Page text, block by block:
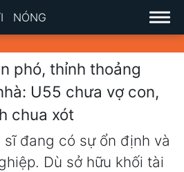
NÓNG
phó, thỉnh thoảng
U55 chưa vợ con,
chua xót
sĩ đang có sự ổn định và
Dù sở hữu khối tài